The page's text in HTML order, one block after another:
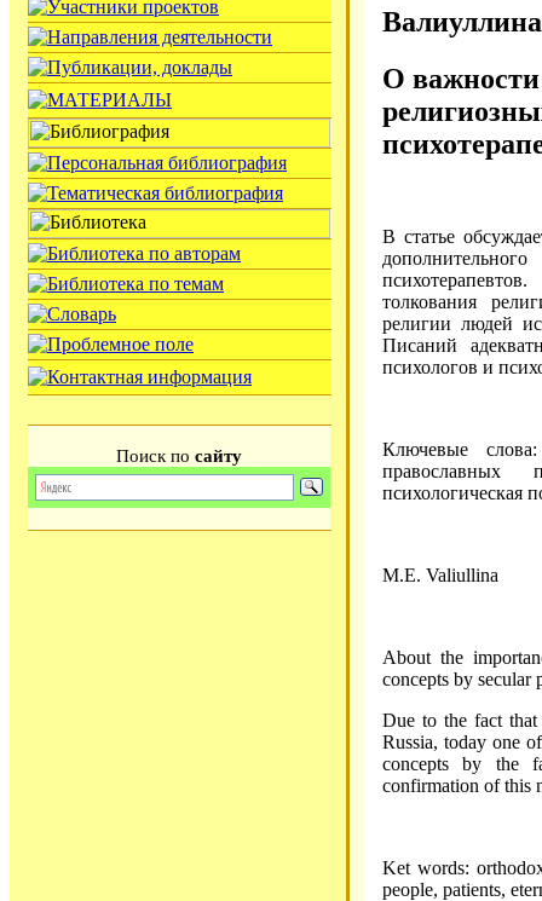
Поиск по сайту
О важности
В статье
толкования
религии людей
Писаний
психологов и
Ключевые слова:
православных
психологическая
M.E. Valiullina
About the
concepts by secular
Due to the fact that
Russia, today one
concepts by the
confirmation of this
Ket words:
people, patients,